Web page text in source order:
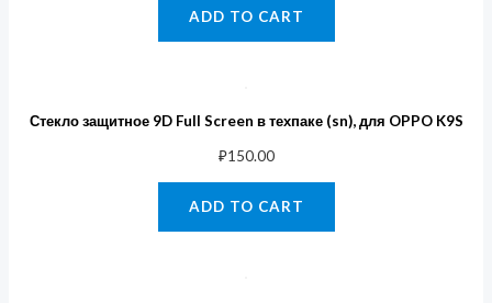
ADD TO CART
Стекло защитное 9D Full Screen в техпаке (sn), для OPPO K9S
₽150.00
ADD TO CART